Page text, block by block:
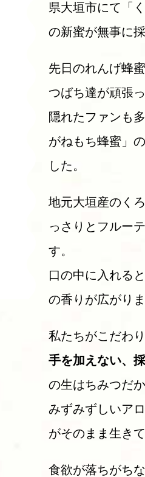
県大垣市にて「
の新蜜が無事に
先日のれんげ蜂
つばち達が頑張
隠れたファンも
がねもち蜂蜜」
した。
地元大垣産のく
っさりとフルー
す。
口の中に入れる
の香りが広がりま
私たちがこだわ
手を加えない、
の生はちみつだ
みずみずしいア
がそのまま生きて
食欲が落ちがち